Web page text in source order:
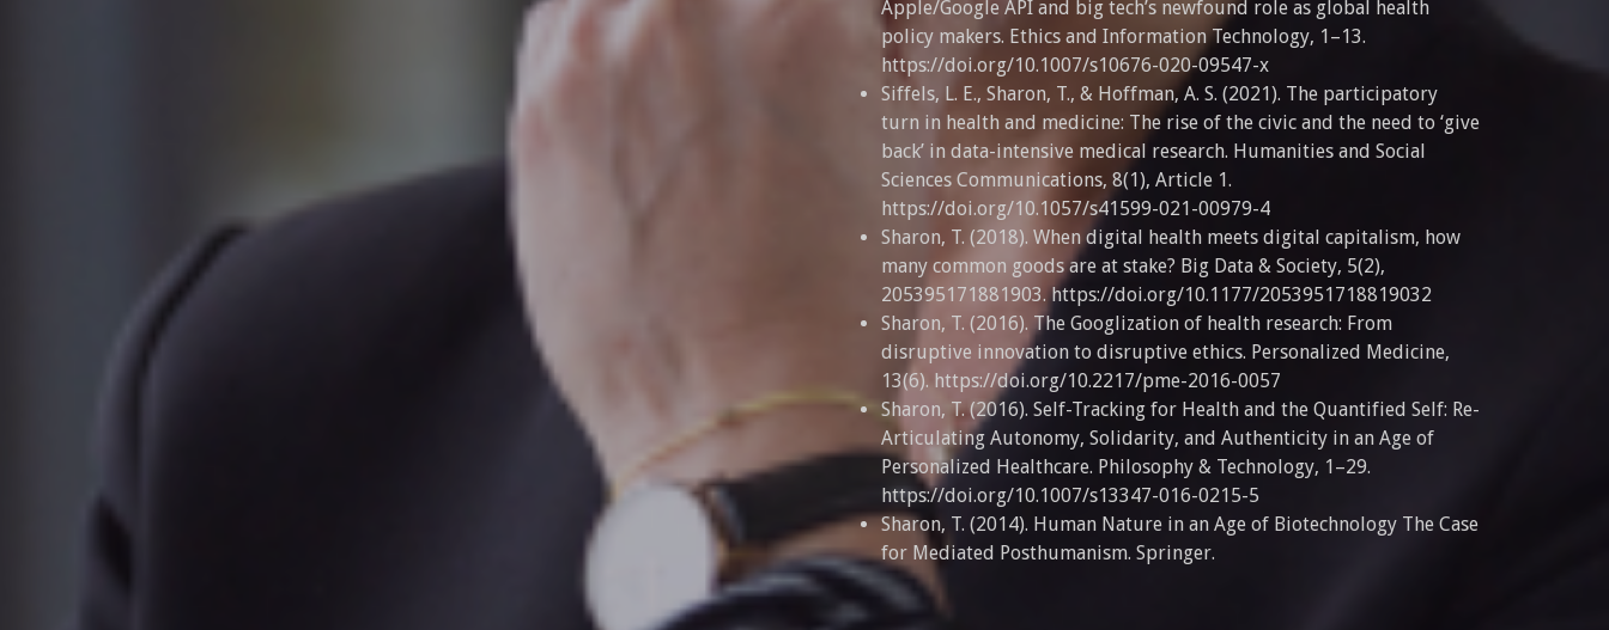
Apple/Google API and big tech’s newfound role as global health
policy makers. Ethics and Information Technology, 1–13.
https://doi.org/10.1007/s10676-020-09547-x
Siffels, L. E., Sharon, T., & Hoffman, A. S. (2021). The participatory
turn in health and medicine: The rise of the civic and the need to ‘give
back’ in data-intensive medical research. Humanities and Social
Sciences Communications, 8(1), Article 1.
https://doi.org/10.1057/s41599-021-00979-4
Sharon, T. (2018). When digital health meets digital capitalism, how
many common goods are at stake? Big Data & Society, 5(2),
205395171881903. https://doi.org/10.1177/2053951718819032
Sharon, T. (2016). The Googlization of health research: From
disruptive innovation to disruptive ethics. Personalized Medicine,
13(6). https://doi.org/10.2217/pme-2016-0057
Sharon, T. (2016). Self-Tracking for Health and the Quantified Self: Re-
Articulating Autonomy, Solidarity, and Authenticity in an Age of
Personalized Healthcare. Philosophy & Technology, 1–29.
https://doi.org/10.1007/s13347-016-0215-5
Sharon, T. (2014). Human Nature in an Age of Biotechnology The Case
for Mediated Posthumanism. Springer.